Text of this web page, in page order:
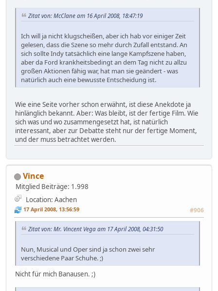
Zitat von: McClane am 16 April 2008, 18:47:19
Ich will ja nicht klugscheißen, aber ich hab vor einiger Zeit
gelesen, dass die Szene so mehr durch Zufall entstand. An
sich sollte Indy tatsächlich eine lange Kampfszene haben,
aber da Ford krankheitsbedingt an dem Tag nicht zu allzu
großen Aktionen fähig war, hat man sie geändert - was
natürlich auch eine bewusste Entscheidung ist.
Wie eine Seite vorher schon erwähnt, ist diese Anekdote ja
hinlänglich bekannt. Aber: Was bleibt, ist der fertige Film. Wie
sich was und wo zusammengesetzt hat, ist natürlich
interessant, aber zur Debatte steht nur der fertige Moment,
und der muss betrachtet werden.
Vince
Mitglied Beiträge: 1.998
Location: Aachen
17 April 2008, 13:56:59 #906
Zitat von: Mr. Vincent Vega am 17 April 2008, 04:31:50
Nun, Musical und Oper sind ja schon zwei sehr
verschiedene Paar Schuhe. ;)
Nicht für mich Banausen. ;)